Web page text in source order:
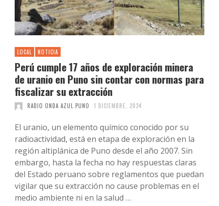
LOCAL NOTICIA
Perú cumple 17 años de exploración minera
de uranio en Puno sin contar con normas para
fiscalizar su extracción
RADIO ONDA AZUL PUNO 1 DICIEMBRE, 2024
El uranio, un elemento químico conocido por su
radioactividad, está en etapa de exploración en la
región altiplánica de Puno desde el año 2007. Sin
embargo, hasta la fecha no hay respuestas claras
del Estado peruano sobre reglamentos que puedan
vigilar que su extracción no cause problemas en el
medio ambiente ni en la salud …